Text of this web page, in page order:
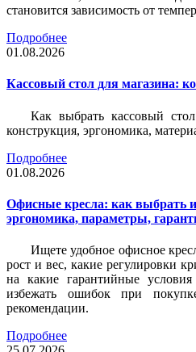
становится зависимость от
Подробнее
01.08.2026
Кассовый стол для магазина:
Как выбрать кассовый
конструкция, эргономика,
Подробнее
01.08.2026
Офисные кресла: как выбрать
эргономика, параметры,
Ищете удобное офисное
рост и вес, какие регулировки
на какие гарантийные
избежать ошибок при
рекомендации.
Подробнее